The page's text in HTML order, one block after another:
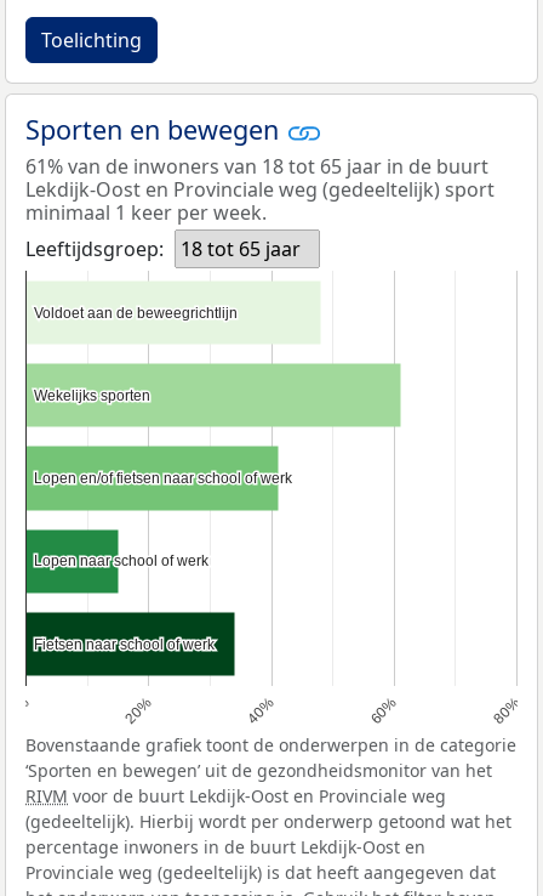
Toelichting
Sporten en bewegen
61% van de inwoners van 18 tot 65 jaar in de buurt
Lekdijk-Oost en Provinciale weg (gedeeltelijk) sport
minimaal 1 keer per week.
Leeftijdsgroep:
18 tot 65 jaar
0% 20% 40% 60% 80%
Voldoet aan de beweegrichtlijn
Voldoet aan de beweegrichtlijn
Wekelijks sporten
Wekelijks sporten
Lopen en/of fietsen naar school of werk
Lopen en/of fietsen naar school of werk
Lopen naar school of werk
Lopen naar school of werk
Fietsen naar school of werk
Fietsen naar school of werk
Bovenstaande grafiek toont de onderwerpen in de categorie
‘Sporten en bewegen’ uit de gezondheidsmonitor van het
RIVM voor de buurt Lekdijk-Oost en Provinciale weg
(gedeeltelijk). Hierbij wordt per onderwerp getoond wat het
percentage inwoners in de buurt Lekdijk-Oost en
Provinciale weg (gedeeltelijk) is dat heeft aangegeven dat